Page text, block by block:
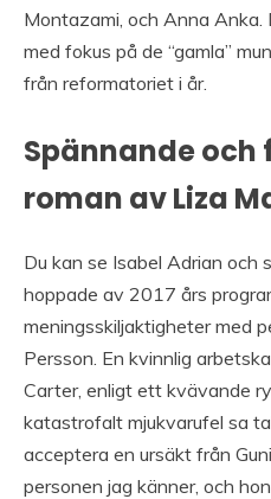
Montazami, och Anna
med fokus på de “gamla”
från reformatoriet i år.
Spännande
roman av Liza
Du kan se Isabel Adrian och
hoppade av 2017 års
meningsskiljaktigheter med
Persson. En kvinnlig
Carter, enligt ett kvävande
katastrofalt mjukvarufel sa
acceptera en ursäkt från
personen jag känner, och